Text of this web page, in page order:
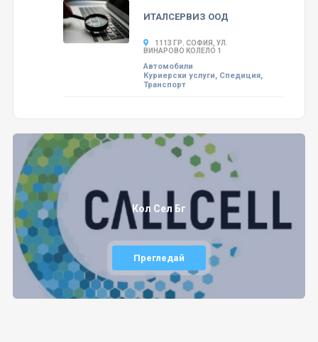
ИТАЛСЕРВИЗ ООД
1113 ГР. СОФИЯ, УЛ.
ВИНАРОВО КОЛЕЛО 1
Автомобили
Куриерски услуги, Спедиция,
Транспорт
Кол Сел Бг
Прегледай